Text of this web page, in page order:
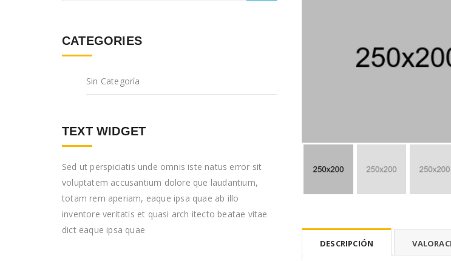
DESCRIPCIÓN
CATEGORIES
Sin Categoría
TEXT WIDGET
Sed ut perspiciatis unde omnis iste natus error sit
voluptatem accusantium dolore que laudantium,
totam rem aperiam, eaque ipsa quae ab illo
inventore veritatis et quasi arch itecto beatae vitae
dict eaque ipsa quae